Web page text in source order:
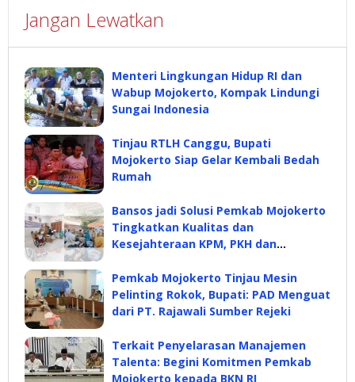
Jangan Lewatkan
Menteri Lingkungan Hidup RI dan
Wabup Mojokerto, Kompak Lindungi
Sungai Indonesia
Tinjau RTLH Canggu, Bupati
Mojokerto Siap Gelar Kembali Bedah
Rumah
Bansos jadi Solusi Pemkab Mojokerto
Tingkatkan Kualitas dan
Kesejahteraan KPM, PKH dan
Pemkab Mojokerto Tinjau Mesin
Pelinting Rokok, Bupati: PAD Menguat
dari PT. Rajawali Sumber Rejeki
Terkait Penyelarasan Manajemen
Talenta: Begini Komitmen Pemkab
Mojokerto kepada BKN RI